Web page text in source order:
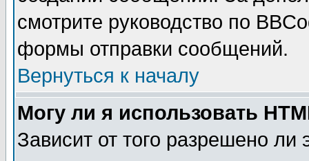
смотрите руководство по
формы отправки сообщений.
Вернуться к началу
Могу ли я использовать
Зависит от того разрешено